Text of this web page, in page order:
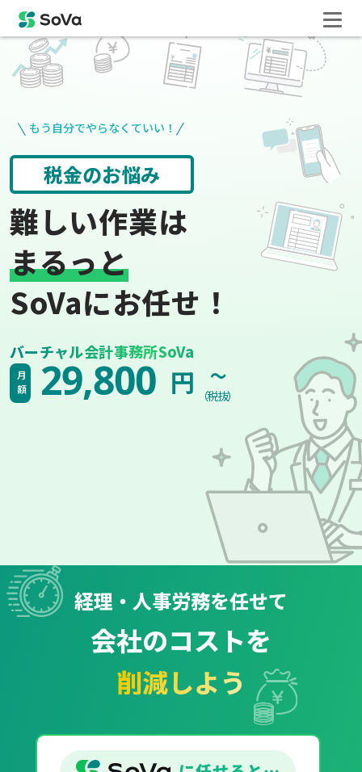
もう自分でやらなくていい！
請求書や領収書 役所手続き
難しい作業は
まるっと
SoVaにお任せ！
バーチャル会計事務所SoVa
月額 29,800 円 ~
（税抜）
経理・人事労務を任せて
会社のコストを
削減しよう